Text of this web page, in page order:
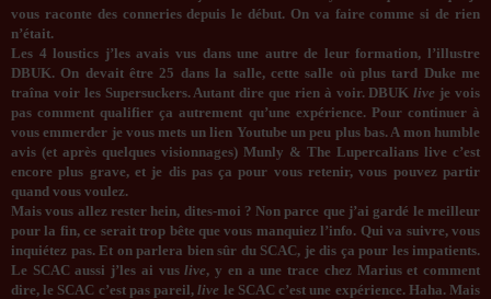
vous raconte des conneries depuis le début. On va faire comme si de rien
n’était.
Les 4 loustics j’les avais vus dans une autre de leur formation, l’illustre
DBUK. On devait être 25 dans la salle, cette salle où plus tard Duke me
traîna voir les Supersuckers. Autant dire que rien à voir. DBUKlive je vois
pas comment qualifier ça autrement qu’une expérience. Pour continuer à
vous emmerder je vous mets un lien Youtube un peu plus bas. A mon humble
avis (et après quelques visionnages) Munly & The Lupercalians live c’est
encore plus grave, et je dis pas ça pour vous retenir, vous pouvez partir
quand vous voulez.
Mais vous allez rester hein, dites-moi ? Non parce que j’ai gardé le meilleur
pour la fin, ce serait trop bête que vous manquiez l’info. Qui va suivre, vous
inquiétez pas. Et on parlera bien sûr du SCAC, je dis ça pour les impatients.
Le SCAC aussi j’les ai vuslive, y en a une trace chez Marius et comment
dire, le SCAC c’est pas pareil,live le SCAC c’est une expérience. Haha. Mais